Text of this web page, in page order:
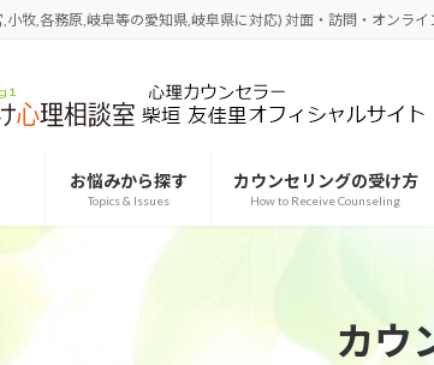
小牧,各務原,岐阜等の愛知県,岐阜県に対応) 対面・訪問・オンラ
お悩みから探す
Topics & Issues
カウンセリングの受け方
How to Receive Counseling
カウ